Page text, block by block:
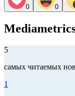
0 0
5
самых читаемых
1